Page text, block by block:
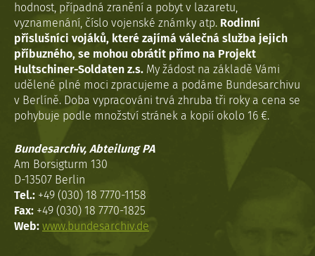
hodnost, případná zranění a pobyt v lazaretu,
vyznamenání, číslo vojenské známky atp. Rodinní
příslušníci vojáků, které zajímá válečná služba jejich
příbuzného, se mohou obrátit přímo na Projekt
Hultschiner-Soldaten z.s. My žádost na základě Vámi
udělené plné moci zpracujeme a podáme Bundesarchivu
v Berlíně. Doba vypracováni trvá zhruba tři roky a cena se
pohybuje podle množství stránek a kopií okolo 16 €.
Bundesarchiv, Abteilung PA
Am Borsigturm 130
D-13507 Berlin
Tel.: +49 (030) 18 7770-1158
Fax: +49 (030) 18 7770-1825
Web: www.bundesarchiv.de